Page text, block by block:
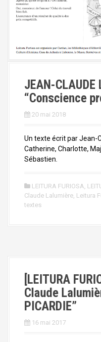
JEAN-CLAUDE
“Conscience
20 mai 2018
Un texte écrit par Jean-
Catherine, Charlotte,
Sébastien.
LEITURA FURIOSA,
Claude Lalumière, Leitura
textes
[LEITURA
Claude
PICARDIE”
16 mai 2017